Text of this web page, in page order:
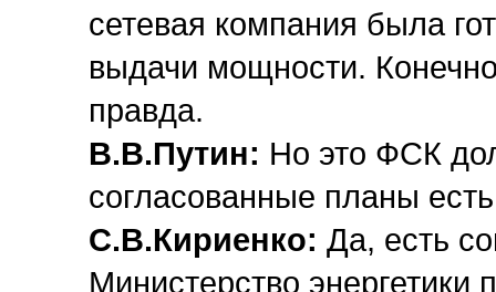
сетевая компания была
выдачи мощности.
правда.
В.В.Путин: Но это ФСК
согласованные планы
С.В.Кириенко: Да, есть
Министерство энергетики